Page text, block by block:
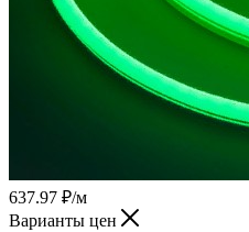
637.97 ₽/м
Варианты цен